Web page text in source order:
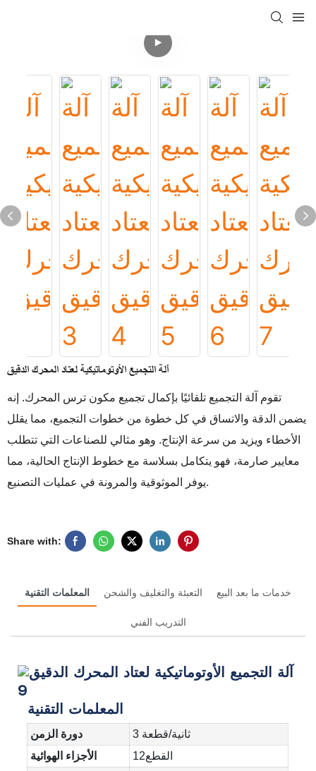
آلة التجميع الأوتوماتيكية لعتاد المحرك الدقيق
تقوم آلة التجميع تلقائيًا بإكمال تجميع مكون ترس المحرك. إنه
يضمن الدقة والاتساق في كل خطوة من خطوات التجميع، مما يقلل
الأخطاء ويزيد من سرعة الإنتاج. وهو مثالي للصناعات التي تتطلب
معايير صارمة، فهو يتكامل بسلاسة مع خطوط الإنتاج الحالية، مما
يوفر الموثوقية والمرونة في عمليات التصنيع.
Share with:
المعلمات التقنية التعبئة والتغليف والشحن خدمات ما بعد البيع
التدريب الفني
المعلمات التقنية
دورة الزمن
3 ثانية/قطعة
الأجزاء الهوائية
القطع12